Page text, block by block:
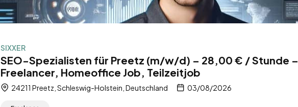
SIXXER
SEO-Spezialisten für Preetz (m/w/d) – 28,00 € / Stunde –
Freelancer, Homeoffice Job, Teilzeitjob
24211 Preetz, Schleswig-Holstein, Deutschland 03/08/2026